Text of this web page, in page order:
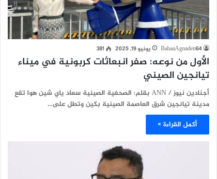
BahaaAgnaden64 يونيو 19, 2025 381
الأول من نوعه: صفر انبعاثات كربونية في ميناء
تيانجين الصيني
أجنادين نيوز / ANN بقلم: الصحفية الصينية سعاد ياي شين هوا تقع
مدينة تيانجين شرق العاصمة الصينية بكين وتطل على…
أكمل القراءة »